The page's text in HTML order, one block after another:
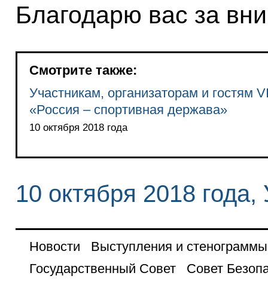
Благодарю вас за
Смотрите также:
Участникам, организаторам и гостям
«Россия – спортивная держава»
10 октября 2018 года
10 октября 2018 года,
Новости
Выступления и стенограммы
Государственный Совет
Совет